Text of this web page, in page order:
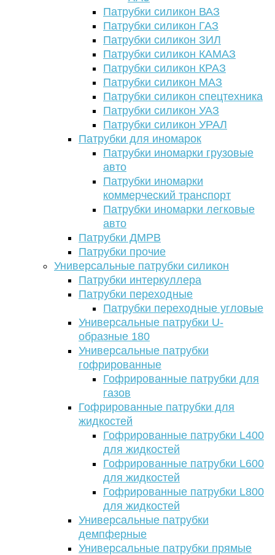
Патрубки силикон ВАЗ
Патрубки силикон ГАЗ
Патрубки силикон ЗИЛ
Патрубки силикон КАМАЗ
Патрубки силикон КРАЗ
Патрубки силикон МАЗ
Патрубки силикон спецтехника
Патрубки силикон УАЗ
Патрубки силикон УРАЛ
Патрубки для иномарок
Патрубки иномарки грузовые
авто
Патрубки иномарки
коммерческий транспорт
Патрубки иномарки легковые
авто
Патрубки ДМРВ
Патрубки прочие
Универсальные патрубки силикон
Патрубки интеркуллера
Патрубки переходные
Патрубки переходные угловые
Универсальные патрубки U-
образные 180
Универсальные патрубки
гофрированные
Гофрированные патрубки для
газов
Гофрированные патрубки для
жидкостей
Гофрированные патрубки L400
для жидкостей
Гофрированные патрубки L600
для жидкостей
Гофрированные патрубки L800
для жидкостей
Универсальные патрубки
демпферные
Универсальные патрубки прямые